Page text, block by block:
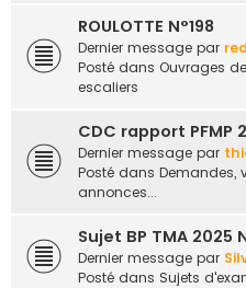
ROULOTTE N°198
Dernier message par
Posté dans Ouvrages
escaliers
CDC rapport PFMP
Dernier message par
Posté dans Demandes,
annonces...
Sujet BP TMA
Dernier message par
Posté dans Sujets